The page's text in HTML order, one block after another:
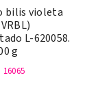
bilis violeta
L-620058.
g
: 16065